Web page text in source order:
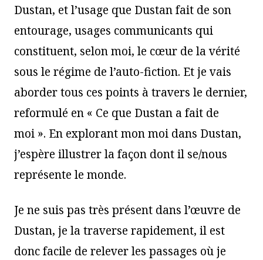
Dustan, et l’usage que Dustan fait de son
entourage, usages communicants qui
constituent, selon moi, le cœur de la vérité
sous le régime de l’auto-fiction. Et je vais
aborder tous ces points à travers le dernier,
reformulé en « Ce que Dustan a fait de
moi ». En explorant mon moi dans Dustan,
j’espère illustrer la façon dont il se/nous
représente le monde.
Je ne suis pas très présent dans l’œuvre de
Dustan, je la traverse rapidement, il est
donc facile de relever les passages où je